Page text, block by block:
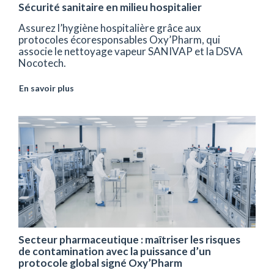
Sécurité sanitaire en milieu hospitalier
Assurez l’hygiène hospitalière grâce aux
protocoles écoresponsables Oxy’Pharm, qui
associe le nettoyage vapeur SANIVAP et la DSVA
Nocotech.
En savoir plus
Secteur pharmaceutique : maîtriser les risques
de contamination avec la puissance d’un
protocole global signé Oxy’Pharm